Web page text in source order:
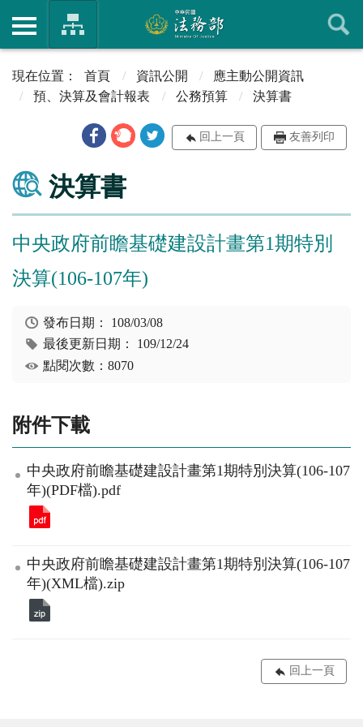
首頁 資訊公開
應主動公開資訊
預、決算及會計報表
公務預算 決算書
回上一頁 友善列印
決算書
中央政府前瞻基礎建設計畫第1期特別
決算(106-107年)
發布日期： 108/03/08
最後更新日期： 109/12/24
點閱次數：8070
附件下載
中央政府前瞻基礎建設計畫第1期特別決算(106-107
年)(PDF檔).pdf
中央政府前瞻基礎建設計畫第1期特別決算(106-107
年)(XML檔).zip
回上一頁